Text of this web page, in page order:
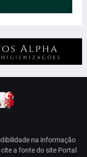
na informação
a fonte do site Portal